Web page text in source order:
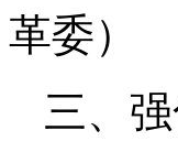
革委）
三、